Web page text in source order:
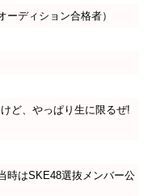
ーディション合格者）
ど、やっぱり生に限るぜ!
時はSKE48選抜メンバー公